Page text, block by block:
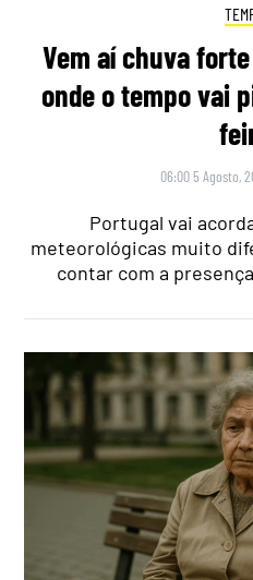
Vem aí chuva
onde o tempo vai
06:00 5 Agosto,
Portugal vai
meteorológicas muito
contar com a